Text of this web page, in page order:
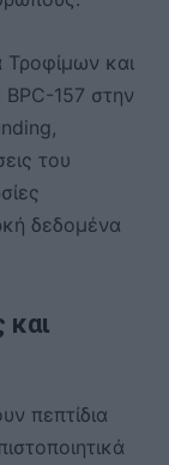
Τροφίμων και
157 στην
του
δεδομένα
και
πεπτίδια